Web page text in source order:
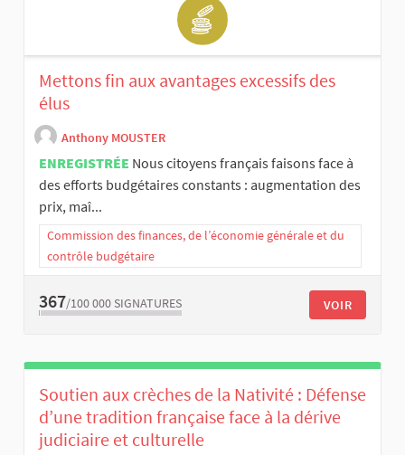
Mettons fin aux avantages excessifs des
élus
Anthony MOUSTER
ENREGISTRÉE Nous citoyens français faisons face à
des efforts budgétaires constants : augmentation des
prix, maî...
Commission des finances, de l’économie générale et du
contrôle budgétaire
367/100 000 SIGNATURES VOIR
Soutien aux crèches de la Nativité : Défense
d’une tradition française face à la dérive
judiciaire et culturelle